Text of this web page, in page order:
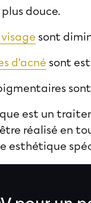
douce.
sont
d’acné sont
est un
réalisé en
esthétique